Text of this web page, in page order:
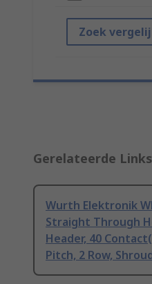
Zoek
Gerelateerde Links
Wurth Elektronik
Straight Through
Header, 40
Pitch, 2 Row,